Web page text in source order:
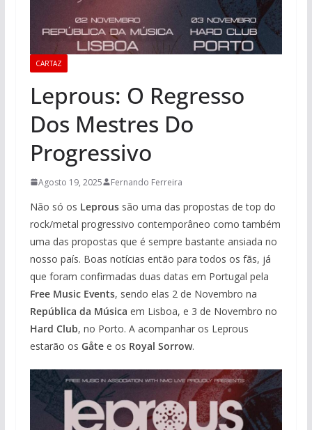
CARTAZ
Leprous: O Regresso
Dos Mestres Do
Progressivo
Agosto 19, 2025 Fernando Ferreira
Não só os Leproussão uma das propostas de top do
rock/metal progressivo contemporâneo como também
uma das propostas que é sempre bastante ansiada no
nosso país. Boas notícias então para todos os fãs, já
que foram confirmadas duas datas em Portugal pela
Free Music Events, sendo elas 2 de Novembro na
República da Música em Lisboa, e 3 de Novembro no
Hard Club, no Porto. A acompanhar os Leprous
estarão os Gåtee os Royal Sorrow.